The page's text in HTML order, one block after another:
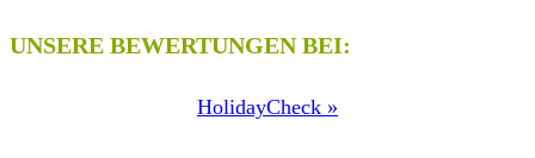
UNSERE BEWERTUNGEN BEI:
HolidayCheck »